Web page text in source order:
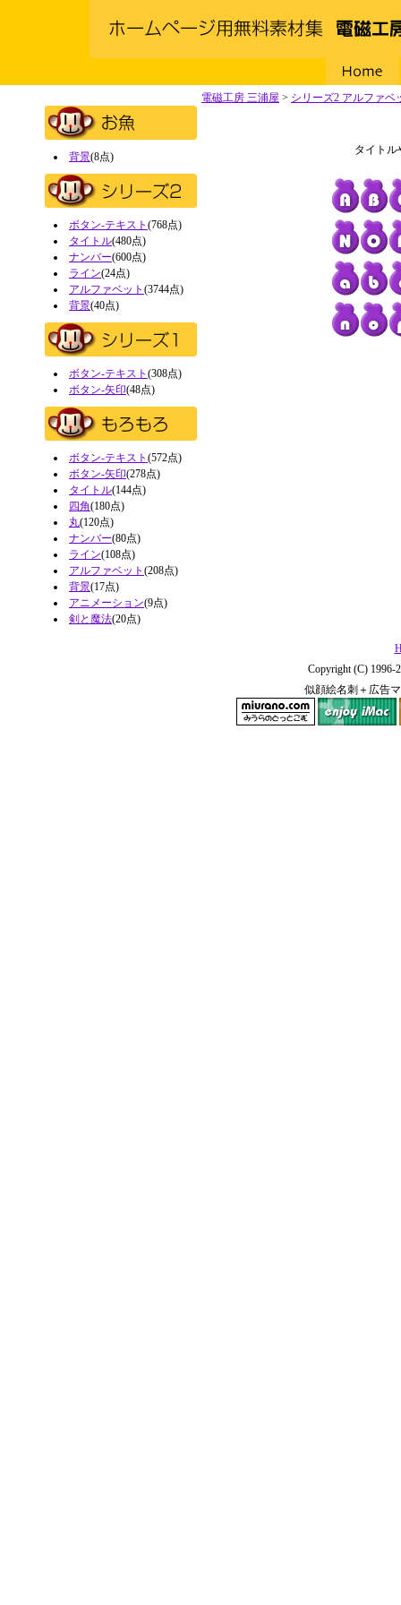
Home
背景(8点)
ボタン-テキスト (768点)
タイトル(480点)
ナンバー(600点)
ライン(24点)
アルファベット (3744点)
背景(40点)
ボタン-テキスト (308点)
ボタン-矢印(48点)
ボタン-テキスト (572点)
ボタン-矢印(278点)
タイトル(144点)
四角(180点)
丸(120点)
ナンバー(80点)
ライン(108点)
アルファベット (208点)
背景(17点)
アニメーション(9点)
剣と魔法(20点)
電磁工房 三浦屋 > シリーズ2 アルファベ
タイトル
Copyright (C) 1996-
似顔絵名刺＋広告